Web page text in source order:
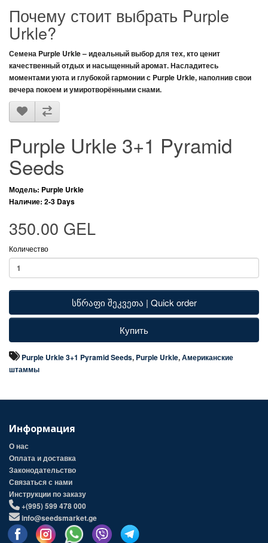
Почему стоит выбрать Purple
Urkle?
Семена Purple Urkle– идеальный выбор для тех, кто ценит
качественный отдых и насыщенный аромат. Насладитесь
моментами уюта и глубокой гармонии с Purple Urkle, наполнив свои
вечера покоем и умиротворёнными снами.
Purple Urkle 3+1 Pyramid
Seeds
Модель: Purple Urkle
Наличие: 2-3 Days
350.00 GEL
Количество
სწრაფი შეკვეთა | Quick order
Купить
Purple Urkle 3+1 Pyramid Seeds, Purple Urkle,Американские
штаммы
Информация
О нас
Оплата и доставка
Законодательство
Связаться с нами
Инструкции по заказу
+(995) 599 478 000
info@seedsmarket.ge